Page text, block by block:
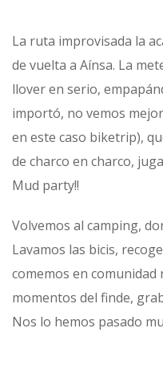
La ruta improvisada la
de vuelta a Aínsa. La
llover en serio,
importó, no vemos
en este caso biketrip),
de charco en charco,
Mud party!!
Volvemos al camping,
Lavamos las bicis,
comemos en
momentos del finde,
Nos lo hemos pasado